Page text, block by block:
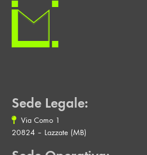
Sede Legale:
Via Como 1
20824 – Lazzate (MB)